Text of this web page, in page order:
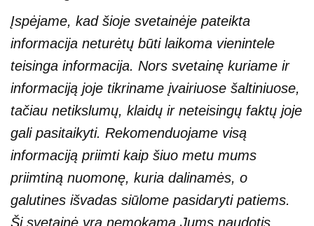
Įspėjame, kad šioje svetainėje pateikta
informacija neturėtų būti laikoma vienintele
teisinga informacija. Nors svetainę kuriame ir
informaciją joje tikriname įvairiuose šaltiniuose,
tačiau netikslumų, klaidų ir neteisingų faktų joje
gali pasitaikyti. Rekomenduojame visą
informaciją priimti kaip šiuo metu mums
priimtiną nuomonę, kuria dalinamės, o
galutines išvadas siūlome pasidaryti patiems.
Ši svetainė yra nemokama Jums naudotis,